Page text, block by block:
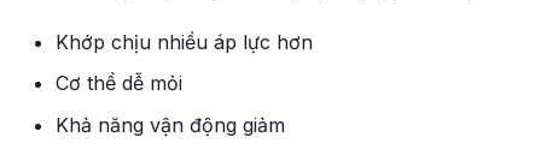
Khớp chịu nhiều áp lực hơn
Cơ thể dễ mỏi
Khả năng vận động giảm